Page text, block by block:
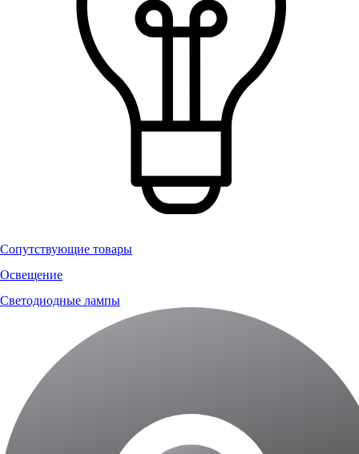
Сопутствующие товары
Освещение
Светодиодные лампы